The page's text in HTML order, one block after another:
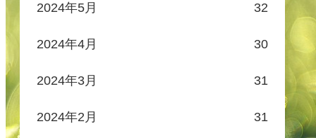
2024年5月 32
2024年4月 30
2024年3月 31
2024年2月 31